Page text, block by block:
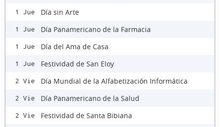
1 Jue Día sin Arte
1 Jue Día Panamericano de la Farmacia
1 Jue Día del Ama de Casa
1 Jue Festividad de San Eloy
2 Vie Día Mundial de la Alfabetización Informática
2 Vie Día Panamericano de la Salud
2 Vie Festividad de Santa Bibiana